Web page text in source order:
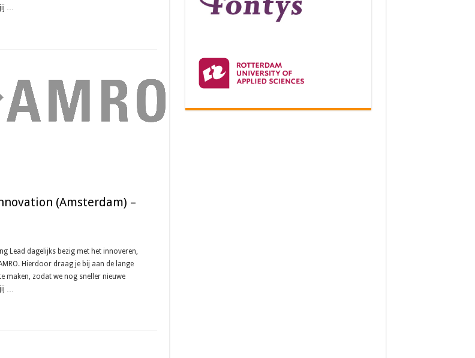
jij …
(Amsterdam) –
Lead dagelijks bezig met het innoveren,
Hierdoor draag je bij aan de lange
maken, zodat we nog sneller nieuwe
jij …